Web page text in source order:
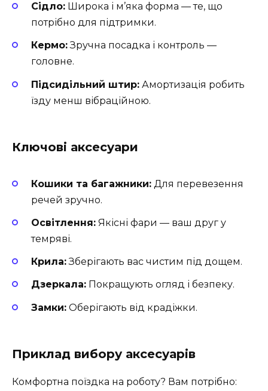
Сідло: Широка і м’яка форма — те, що
потрібно для підтримки.
Кермо:Зручна посадка і контроль —
головне.
Підсидільний штир: Амортизація робить
їзду менш вібраційною.
Ключові аксесуари
Кошики та багажники: Для перевезення
речей зручно.
Освітлення: Якісні фари — ваш друг у
темряві.
Крила:Зберігають вас чистим під дощем.
Дзеркала: Покращують огляд і безпеку.
Замки: Оберігають від крадіжки.
Приклад вибору аксесуарів
Комфортна поїздка на роботу? Вам потрібно: